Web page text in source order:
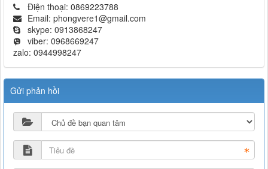
Điện thoại: 0869223788
Email: phongvere1@gmail.com
skype: 0913868247
viber: 0968669247
zalo: 0944998247
Gửi phản hồi